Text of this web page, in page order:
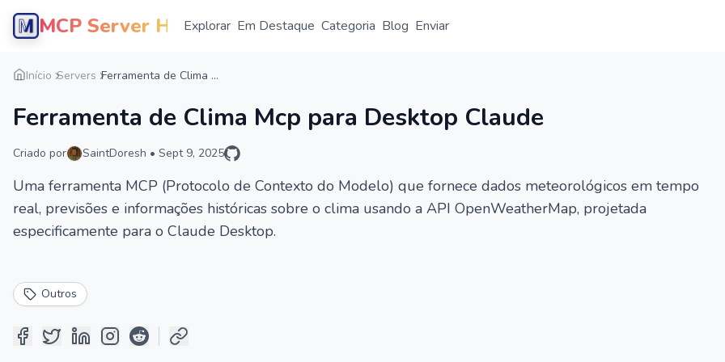
MCP Server HubExplorar Em Destaque Categoria Blog Enviar
Início Servers Ferramenta de Clima ...
Ferramenta de Clima Mcp para Desktop Claude
Criado por SaintDoresh • Sept 9, 2025
Uma ferramenta MCP (Protocolo de Contexto do Modelo) que fornece dados meteorológicos em tempo
real, previsões e informações históricas sobre o clima usando a API OpenWeatherMap, projetada
especificamente para o Claude Desktop.
Outros